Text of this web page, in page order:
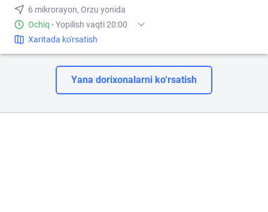
6 mikrorayon, Orzu yonida
Ochiq · Yopilish vaqti 20:00
Xaritada ko'rsatish
Yana dorixonalarni ko‘rsatish